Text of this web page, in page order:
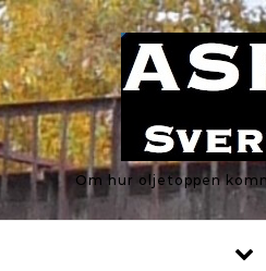
Skip to content
Om hur oljetoppen